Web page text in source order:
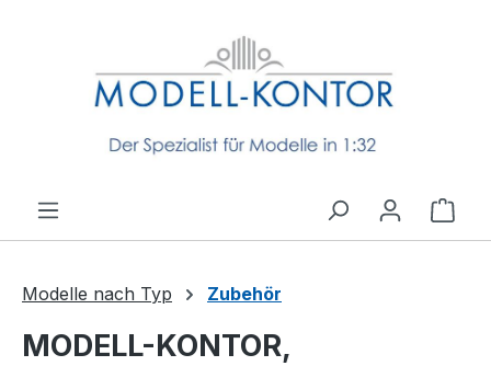
Modelle nach Typ Zubehör
MODELL-KONTOR,